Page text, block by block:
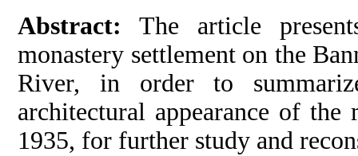
Abstract: The article
monastery settlement on the
River, in order to
architectural appearance of
1935, for further study and